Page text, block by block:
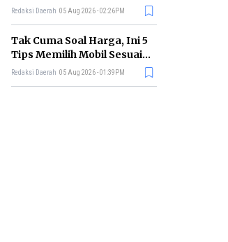
Cukup
Redaksi Daerah 05 Aug 2026 - 02:26PM
Tak Cuma Soal Harga, Ini 5
Tips Memilih Mobil Sesuai
Kebutuhan
Redaksi Daerah 05 Aug 2026 - 01:39PM